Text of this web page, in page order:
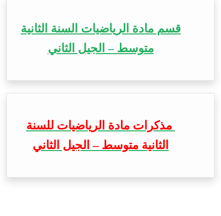
قسم مادة الرياضيات السنة الثانية
متوسط – الجيل الثاني
مذكرات مادة الرياضيات للسنة
الثانية متوسط – الجيل الثاني